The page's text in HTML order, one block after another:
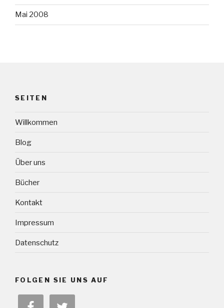
Mai 2008
SEITEN
Willkommen
Blog
Über uns
Bücher
Kontakt
Impressum
Datenschutz
FOLGEN SIE UNS AUF